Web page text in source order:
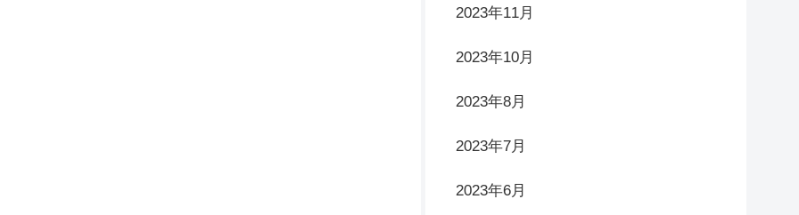
2023年11月
2023年10月
2023年8月
2023年7月
2023年6月